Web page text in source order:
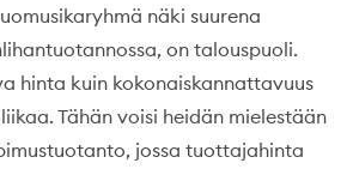
näki suurena
on talouspuoli.
hinta kuin kokonaiskannattavuus
Tähän voisi heidän mielestään
jossa tuottajahinta